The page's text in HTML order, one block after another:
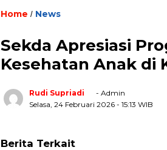
Home / News
Sekda Apresiasi
Kesehatan Anak di
Rudi Supriadi
- Admin
Selasa, 24 Februari 2026 - 15:13 WIB
Berita Terkait